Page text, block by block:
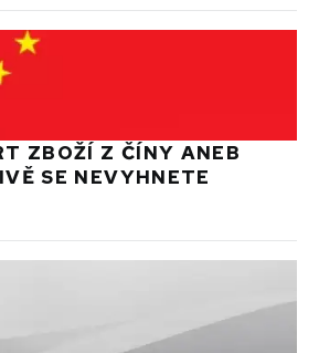
ZBOŽÍ Z ČÍNY ANEB
SE NEVYHNETE